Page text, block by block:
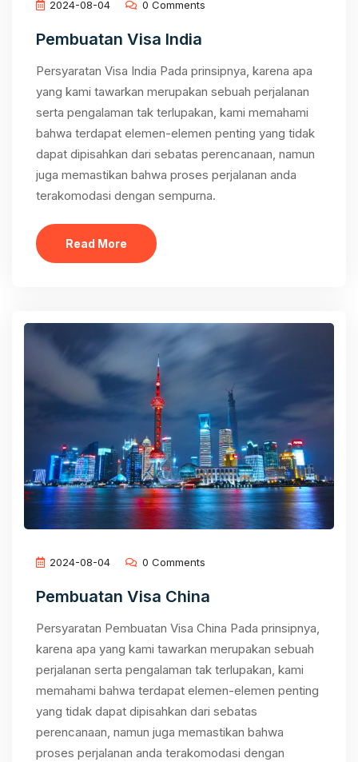
2024-08-04 0 Comments
Pembuatan Visa India
Persyaratan Visa India Pada prinsipnya, karena apa
yang kami tawarkan merupakan sebuah perjalanan
serta pengalaman tak terlupakan, kami memahami
bahwa terdapat elemen-elemen penting yang tidak
dapat dipisahkan dari sebatas perencanaan, namun
juga memastikan bahwa proses perjalanan anda
terakomodasi dengan sempurna.
Read More
2024-08-04 0 Comments
Pembuatan Visa China
Persyaratan Pembuatan Visa China Pada prinsipnya,
karena apa yang kami tawarkan merupakan sebuah
perjalanan serta pengalaman tak terlupakan, kami
memahami bahwa terdapat elemen-elemen penting
yang tidak dapat dipisahkan dari sebatas
perencanaan, namun juga memastikan bahwa
proses perjalanan anda terakomodasi dengan